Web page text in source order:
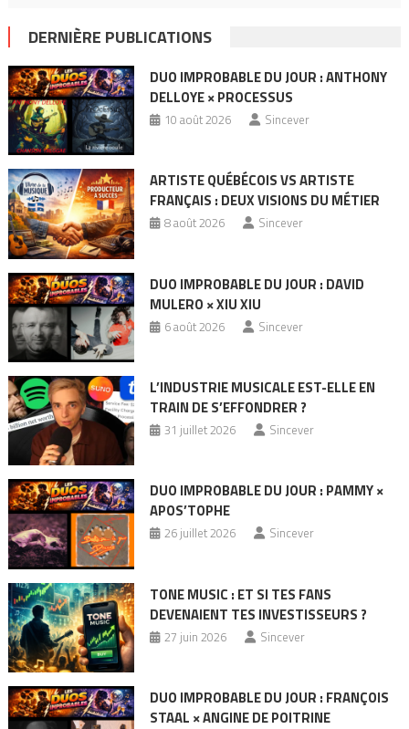
DERNIÈRE PUBLICATIONS
DUO IMPROBABLE DU JOUR : ANTHONY
DELLOYE × PROCESSUS
10 août 2026 Sincever
ARTISTE QUÉBÉCOIS VS ARTISTE
FRANÇAIS : DEUX VISIONS DU MÉTIER
8 août 2026 Sincever
DUO IMPROBABLE DU JOUR : DAVID
MULERO × XIU XIU
6 août 2026 Sincever
L’INDUSTRIE MUSICALE EST-ELLE EN
TRAIN DE S’EFFONDRER ?
31 juillet 2026 Sincever
DUO IMPROBABLE DU JOUR : PAMMY ×
APOS’TOPHE
26 juillet 2026 Sincever
TONE MUSIC : ET SI TES FANS
DEVENAIENT TES INVESTISSEURS ?
27 juin 2026 Sincever
DUO IMPROBABLE DU JOUR : FRANÇOIS
STAAL × ANGINE DE POITRINE